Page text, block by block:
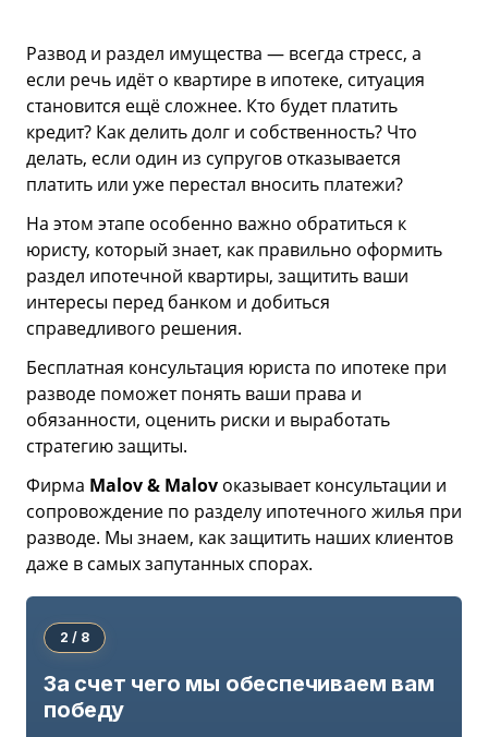
Развод и раздел имущества — всегда стресс, а
если речь идёт о квартире в ипотеке, ситуация
становится ещё сложнее. Кто будет платить
кредит? Как делить долг и собственность? Что
делать, если один из супругов отказывается
платить или уже перестал вносить платежи?
На этом этапе особенно важно обратиться к
юристу, который знает, как правильно оформить
раздел ипотечной квартиры, защитить ваши
интересы перед банком и добиться
справедливого решения.
Бесплатная консультация юриста по ипотеке при
разводе поможет понять ваши права и
обязанности, оценить риски и выработать
стратегию защиты.
Фирма Malov & Malov оказывает консультации и
сопровождение по разделу ипотечного жилья при
разводе. Мы знаем, как защитить наших клиентов
даже в самых запутанных спорах.
2 / 8
За счет чего мы обеспечиваем вам
победу